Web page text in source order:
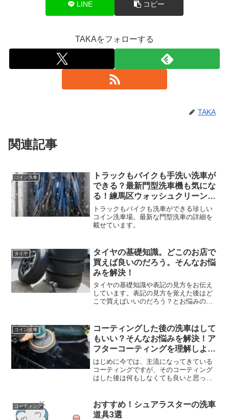
LINE コピー
TAKAをフォローする
TAKA
関連記事
コイン洗車
トラックもバイクも手洗い洗車が
できる？最新門型洗車機も気にな
る！練馬区ウォッシュクリーン大
泉の魅力をお届け
トラックもバイクも洗車ができる珍しい
コイン洗車場。最新な門型洗車の詳細を
載せています。
タイヤ
タイヤの基礎知識。どこのお店で
買えば良いのだろう。そんなお悩
みを解決！
タイヤの基礎知識や表記の見方をお伝え
しています。表記の見方を覚えた後はど
こで買えばいいのだろう？とお悩みの方
コイン洗車
コーティングした後の洗車はして
もいい？そんなお悩みを解決！ア
フターコーティングを理解しよ
う！
はじめに今では、主流になってきている
コーティングですが、そのコーティング
はした後は何もしなくても良いと思って
ス方法をお教えします。コーティングは
お店でする？自分でする？...
コーティング
おすすめ！シュアラスターの洗車
道具3選